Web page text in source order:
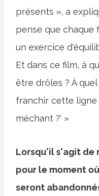
présents », a
pense que chaque
un exercice
Et dans ce film, à
être drôles ? À
franchir cette ligne
méchant ?' »
Lorsqu'il s'agit de
pour le moment
seront